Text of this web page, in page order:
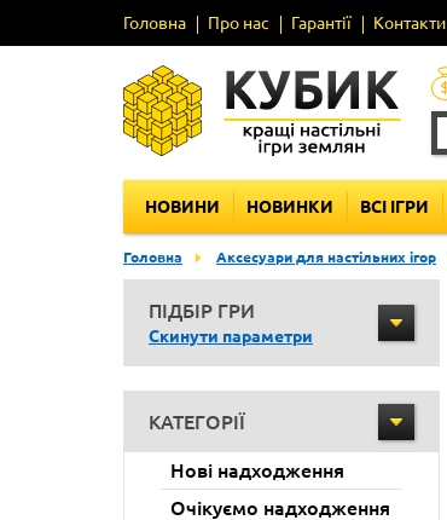
Головна Про нас Гарантії Контакти
НОВИНИ НОВИНКИ ВСІ ІГРИ
Головна Аксесуари для настільних ігор
ПІДБІР ГРИ
Скинути параметри
КАТЕГОРІЇ
Нові надходження
Очікуємо надходження